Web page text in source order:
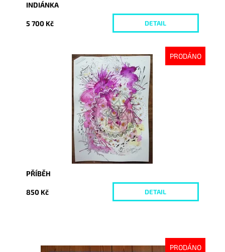
INDIÁNKA
5 700 Kč DETAIL
PRODÁNO
Vyprodáno
2381
PŘÍBĚH
850 Kč DETAIL
PRODÁNO